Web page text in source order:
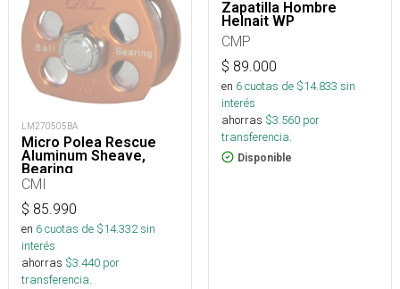
LM270505BA
Micro Polea Rescue
Aluminum Sheave,
Bearing
CMI
$ 85.990
en 6cuotas de $14.332sin
interés
ahorras $3.440 por
transferencia.
Zapatilla Hombre
Helnait WP
CMP
$ 89.000
en 6cuotas de $14.833 sin
interés
ahorras $3.560 por
transferencia.
Disponible